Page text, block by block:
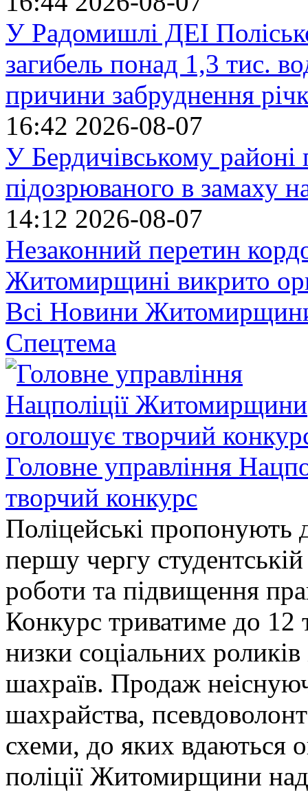
У Радомишлі ДЕІ
загибель понад 1,3 тис.
причини забруднення
16:42 2026-08-07
У Бердичівському районі
підозрюваного в замаху
14:12 2026-08-07
Незаконний перетин
Житомирщині викрито
Всі Новини
Спецтема
Головне управління
творчий конкурс
Поліцейські пропонують
першу чергу
роботи та підвищення
Конкурс триватиме до 12
низки соціальних
шахраїв. Продаж
шахрайства,
схеми, до яких
поліції Житомирщини